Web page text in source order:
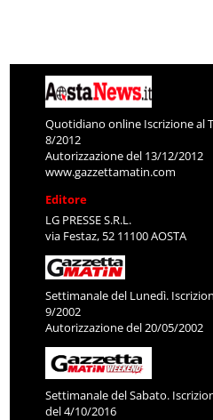
Quotidiano online Iscrizione al
8/2012
Autorizzazione del 13/12/2012
www.gazzettamatin.com
Editore
LG PRESSE S.R.L.
via Festaz, 52 11100 AOSTA
Settimanale del Lunedì.
9/2002
Autorizzazione del 20/05/2002
Settimanale del Sabato.
del 4/10/2016